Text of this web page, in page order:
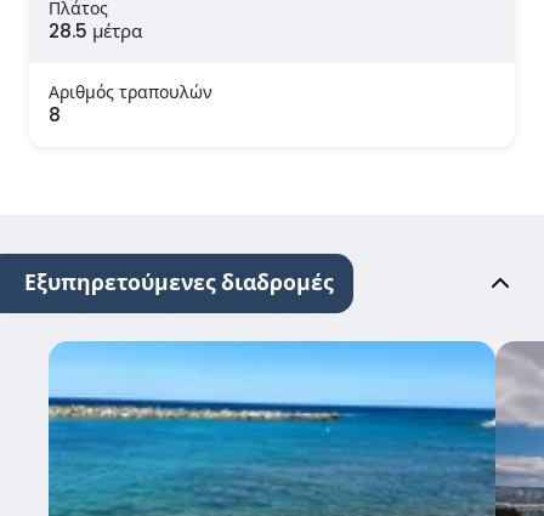
Πλάτος
28.5 μέτρα
Αριθμός τραπουλών
8
Εξυπηρετούμενες διαδρομές